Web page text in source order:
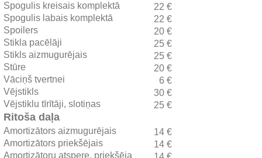
Spogulis kreisais komplektā
22 €
Spogulis labais komplektā
22 €
Spoilers
20 €
Stikla pacēlāji
25 €
Stikls aizmugurējais
25 €
Stūre
20 €
Vāciņš tvertnei
6 €
Vējstikls
30 €
Vējstiklu tīrītāji, slotiņas
25 €
Ritoša daļa
Amortizātors aizmugurējais
14 €
Amortizātors priekšējais
14 €
Amortizātoru atspere, priekšēja